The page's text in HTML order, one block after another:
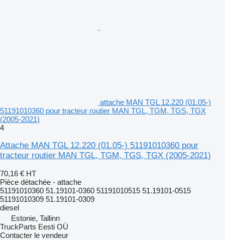
attache MAN TGL 12.220 (01.05-)
51191010360 pour tracteur routier MAN TGL, TGM, TGS, TGX
(2005-2021)
4
Attache MAN TGL 12.220 (01.05-) 51191010360 pour
tracteur routier MAN TGL, TGM, TGS, TGX (2005-2021)
70,16 € HT
Pièce détachée - attache
51191010360 51.19101-0360 51191010515 51.19101-0515
51191010309 51.19101-0309
diesel
Estonie, Tallinn
TruckParts Eesti OÜ
Contacter le vendeur